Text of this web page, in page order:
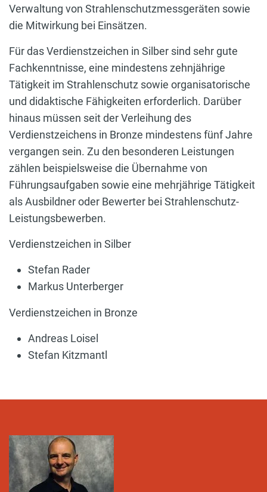
Verwaltung von Strahlenschutzmessgeräten sowie
die Mitwirkung bei Einsätzen.
Für das Verdienstzeichen in Silber sind sehr gute
Fachkenntnisse, eine mindestens zehnjährige
Tätigkeit im Strahlenschutz sowie organisatorische
und didaktische Fähigkeiten erforderlich. Darüber
hinaus müssen seit der Verleihung des
Verdienstzeichens in Bronze mindestens fünf Jahre
vergangen sein. Zu den besonderen Leistungen
zählen beispielsweise die Übernahme von
Führungsaufgaben sowie eine mehrjährige Tätigkeit
als Ausbildner oder Bewerter bei Strahlenschutz-
Leistungsbewerben.
Verdienstzeichen in Silber
Stefan Rader
Markus Unterberger
Verdienstzeichen in Bronze
Andreas Loisel
Stefan Kitzmantl